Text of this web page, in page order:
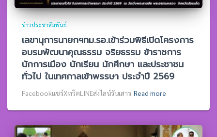
ข่าวประชาสัมพันธ์
เลขานุการนายกฯทม.รอ.เข้าร่วมพิธีเปิดโครงการ
อบรมพัฒนาคุณธรรม จริยธรรม ข้าราชการ
นักการเมือง นักเรียน นักศึกษา และประชาชน
ทั่วไป ในเทศกาลเข้าพรรษา ประจำปี 2569
Facebookแชร์XทวิตLINEส่งไลน์วันเสาร Read more